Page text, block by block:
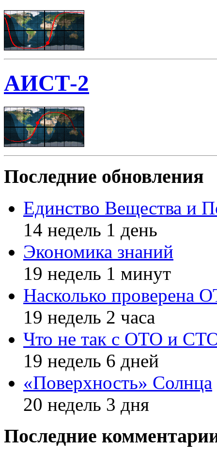
АИСТ-2
Последние обновления
Единство Вещества и
14 недель 1 день
Экономика знаний
19 недель 1 минут
Насколько проверена
19 недель 2 часа
Что не так с ОТО и
19 недель 6 дней
«Поверхность» Солнца
20 недель 3 дня
Последние